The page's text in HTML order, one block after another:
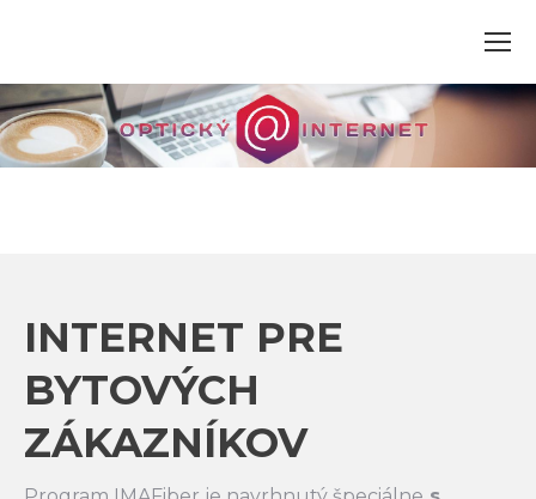
INTERNET PRE
BYTOVÝCH
ZÁKAZNÍKOV